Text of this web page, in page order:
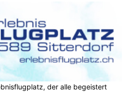
der alle begeistert